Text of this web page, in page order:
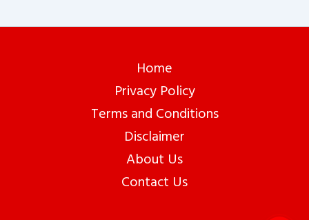
Home
Privacy Policy
Terms and Conditions
Disclaimer
About Us
Contact Us